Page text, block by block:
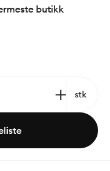
butikk
stk